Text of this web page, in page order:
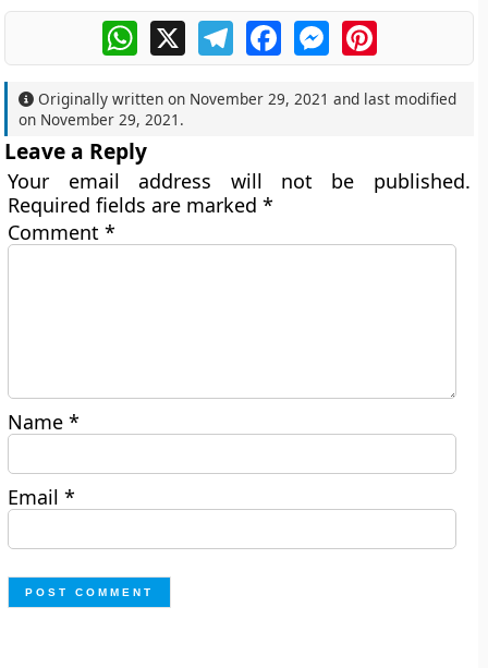
WhatsApp
X TelegramFacebookMessengerPinterest
Originally written on November 29, 2021 and last modified
on November 29, 2021 .
Leave a Reply
Your email address will not be published.
Required fields are marked*
Comment*
Name*
Email*